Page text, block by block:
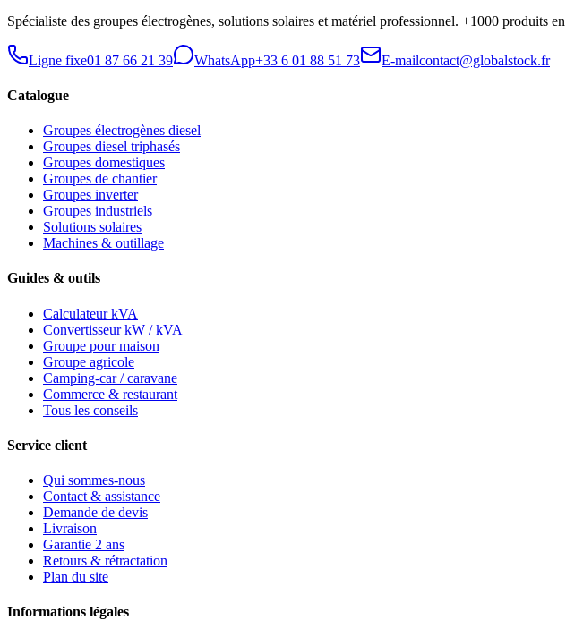
Spécialiste des groupes électrogènes, solutions solaires et matériel professionnel. +1000 produits
Ligne fixe01 87 66 21 39 WhatsApp+33 6 01 88 51 73 E-mailcontact@globalstock.fr
Catalogue
Groupes électrogènes diesel
Groupes diesel triphasés
Groupes domestiques
Groupes de chantier
Groupes inverter
Groupes industriels
Solutions solaires
Machines & outillage
Guides & outils
Calculateur kVA
Convertisseur kW / kVA
Groupe pour maison
Groupe agricole
Camping-car / caravane
Commerce & restaurant
Tous les conseils
Service client
Qui sommes-nous
Contact & assistance
Demande de devis
Livraison
Garantie 2 ans
Retours & rétractation
Plan du site
Informations légales